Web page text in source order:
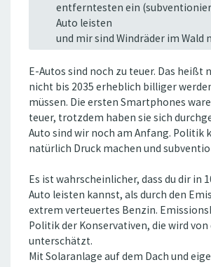
entferntesten ein
Auto leisten
und mir sind Windräder im Wald
E-Autos sind noch zu teuer. Das heißt
nicht bis 2035 erheblich billiger
müssen. Die ersten Smartphones
teuer, trotzdem haben sie sich
Auto sind wir noch am Anfang. Politik
natürlich Druck machen und
Es ist wahrscheinlicher, dass du dir in
Auto leisten kannst, als durch den
extrem verteuertes Benzin.
Politik der Konservativen, die wird von
unterschätzt.
Mit Solaranlage auf dem Dach und